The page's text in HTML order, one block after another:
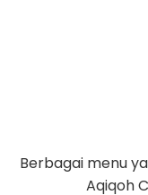
Berbagai menu
Aqiqoh